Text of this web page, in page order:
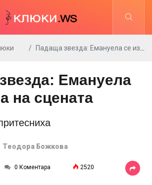
Падаща звезда: Емануела се изсипа на сцената
Емануела
на сцената
Tеодора Божкова
0 Коментара 2520